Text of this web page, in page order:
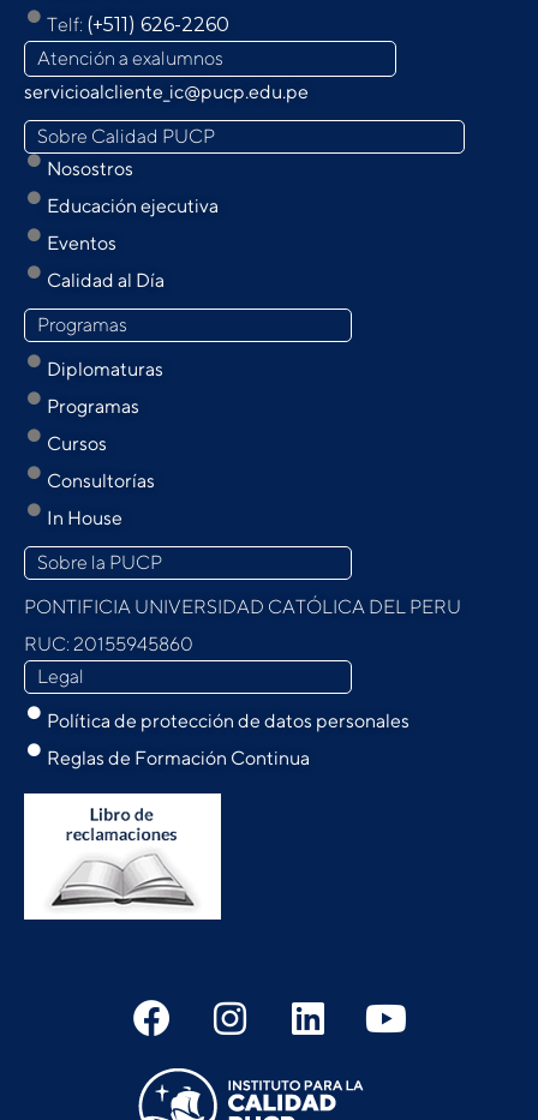
Telf: (+511) 626-2260
Atención a exalumnos
servicioalcliente_ic@pucp.edu.pe
Sobre Calidad PUCP
Nosostros
Educación ejecutiva
Eventos
Calidad al Día
Programas
Diplomaturas
Programas
Cursos
Consultorías
In House
Sobre la PUCP
PONTIFICIA UNIVERSIDAD CATÓLICA DEL PERU
RUC: 20155945860
Legal
Política de protección de datos personales
Reglas de Formación Continua